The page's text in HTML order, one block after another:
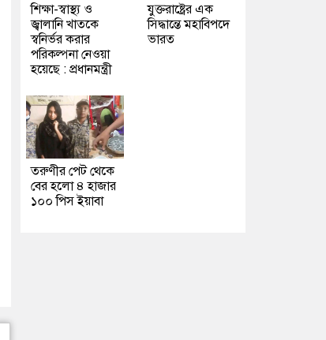
শিক্ষা-স্বাস্থ্য ও
জ্বালানি খাতকে
স্বনির্ভর করার
পরিকল্পনা নেওয়া
হয়েছে : প্রধানমন্ত্রী
যুক্তরাষ্ট্রের এক
সিদ্ধান্তে মহাবিপদে
ভারত
তরুণীর পেট থেকে
বের হলো ৪ হাজার
১০০ পিস ইয়াবা